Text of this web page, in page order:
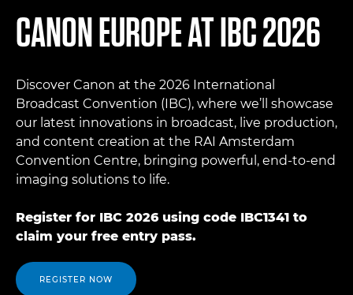
CANON EUROPE AT IBC 2026
Discover Canon at the 2026 International
Broadcast Convention (IBC), where we’ll showcase
our latest innovations in broadcast, live production,
and content creation at the RAI Amsterdam
Convention Centre, bringing powerful, end-to-end
imaging solutions to life.
Register for IBC 2026 using code IBC1341 to
claim your free entry pass.
REGISTER NOW